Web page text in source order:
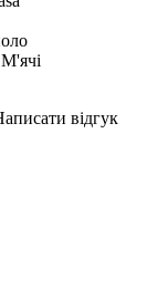
М'ячі
відгук